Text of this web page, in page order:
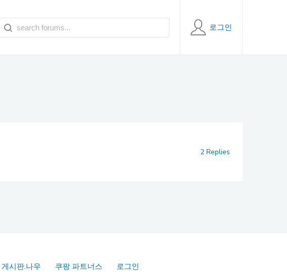
로그인
2 Replies
게시판.나우 쿠팡 파트너스 로그인